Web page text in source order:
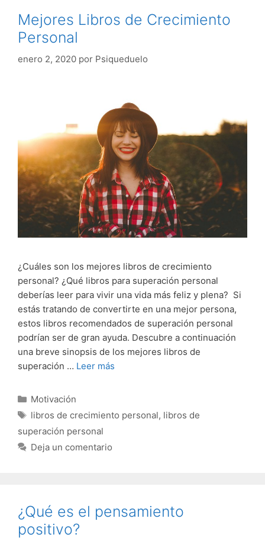
Mejores Libros de Crecimiento
Personal
enero 2, 2020 por Psiqueduelo
¿Cuáles son los mejores libros de crecimiento
personal? ¿Qué libros para superación personal
deberías leer para vivir una vida más feliz y plena? Si
estás tratando de convertirte en una mejor persona,
estos libros recomendados de superación personal
podrían ser de gran ayuda. Descubre a continuación
una breve sinopsis de los mejores libros de
superación … Leer más
Categorías
Motivación
Etiquetas
libros de crecimiento personal, libros de
superación personal
Deja un comentario
¿Qué es el pensamiento
positivo?